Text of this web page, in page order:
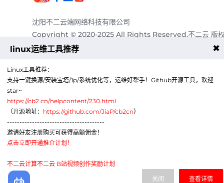
沈阳不二云端网络科技有限公司
Copyright © 2020-2025 All Rights Reserved.不二云 版
有
电子邮箱：
Telegram：https://t.me/a86cc
商务QQ：3515655888
公司地
址：
辽宁省沈阳市沈北新区道义北大街59-1号C区412室-
A760
linux运维工具推荐 ✖
Linux工具推荐：
支持一键换源/安装宝塔/1p/系统优化等，运维好帮手！Github开源工具，欢迎
star~
https://cb2.cn/helpcontent/230.html
（开源地址： https://github.com/JiaP/cb2cn）
---------------------------------------
邀请好友注册购买可获得高额佣金！
点击立即开通推介计划！
不二云计算不二云 B站视频创作奖励计划
查看详情
关闭